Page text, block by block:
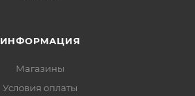
ИНФОРМАЦИЯ
Магазины
Условия оплаты